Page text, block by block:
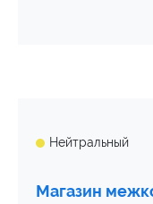
Нейтральный
Магазин